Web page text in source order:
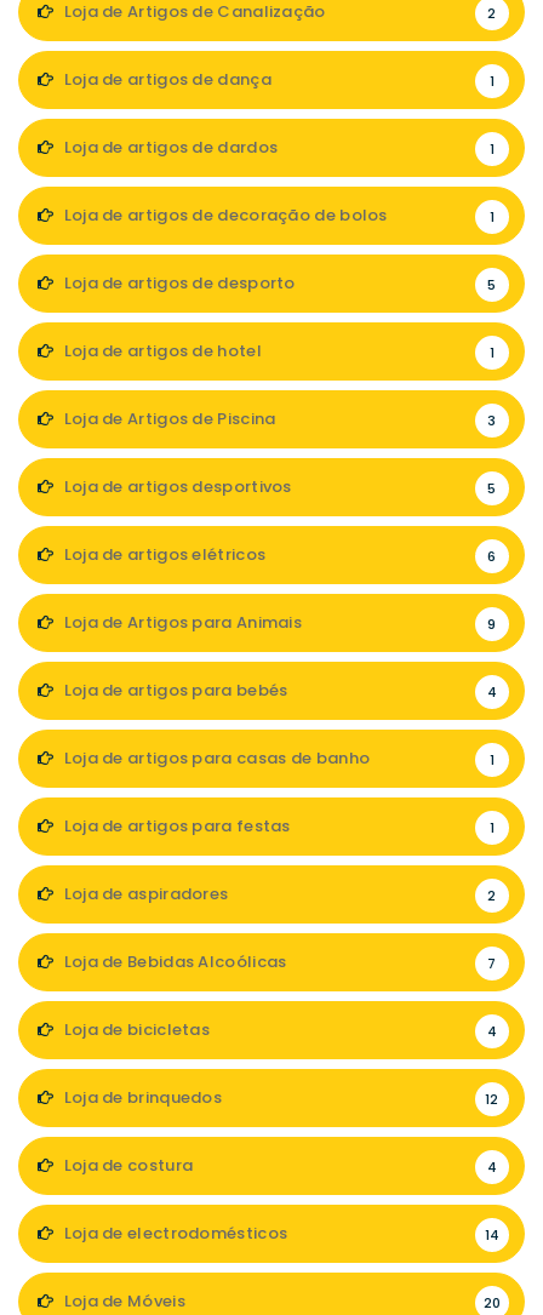
Loja de Artigos de Canalização 2
Loja de artigos de dança 1
Loja de artigos de dardos 1
Loja de artigos de decoração de bolos 1
Loja de artigos de desporto 5
Loja de artigos de hotel 1
Loja de Artigos de Piscina 3
Loja de artigos desportivos 5
Loja de artigos elétricos 6
Loja de Artigos para Animais 9
Loja de artigos para bebés 4
Loja de artigos para casas de banho 1
Loja de artigos para festas 1
Loja de aspiradores 2
Loja de Bebidas Alcoólicas 7
Loja de bicicletas 4
Loja de brinquedos 12
Loja de costura 4
Loja de electrodomésticos 14
Loja de Móveis 20